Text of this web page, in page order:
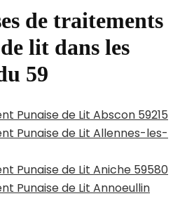
de traitements
lit dans les
59
Punaise de Lit Abscon 59215
Punaise de Lit Allennes-les-
Punaise de Lit Aniche 59580
Punaise de Lit Annoeullin